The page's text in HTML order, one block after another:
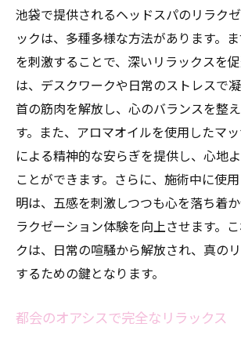
池袋で提供されるヘッドスパのリラク
ックは、多種多様な方法があります。
を刺激することで、深いリラックスを
は、デスクワークや日常のストレスで
首の筋肉を解放し、心のバランスを整
す。また、アロマオイルを使用したマ
による精神的な安らぎを提供し、心地
ことができます。さらに、施術中に使
明は、五感を刺激しつつも心を落ち着
ラクゼーション体験を向上させます。
クは、日常の喧騒から解放され、真の
するための鍵となります。
都会のオアシスで完全なリラックス